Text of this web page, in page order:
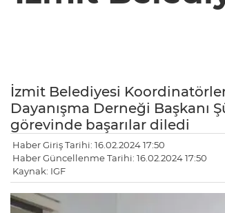
İzmit Belediyesi
Dayanışma Derneği Başkanı
görevinde başarılar diledi
Haber Giriş Tarihi: 16.02.2024 17:50
Haber Güncellenme Tarihi: 16.02.2024 17:50
Kaynak: IGF